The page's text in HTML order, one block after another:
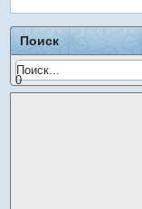
Поиск
0